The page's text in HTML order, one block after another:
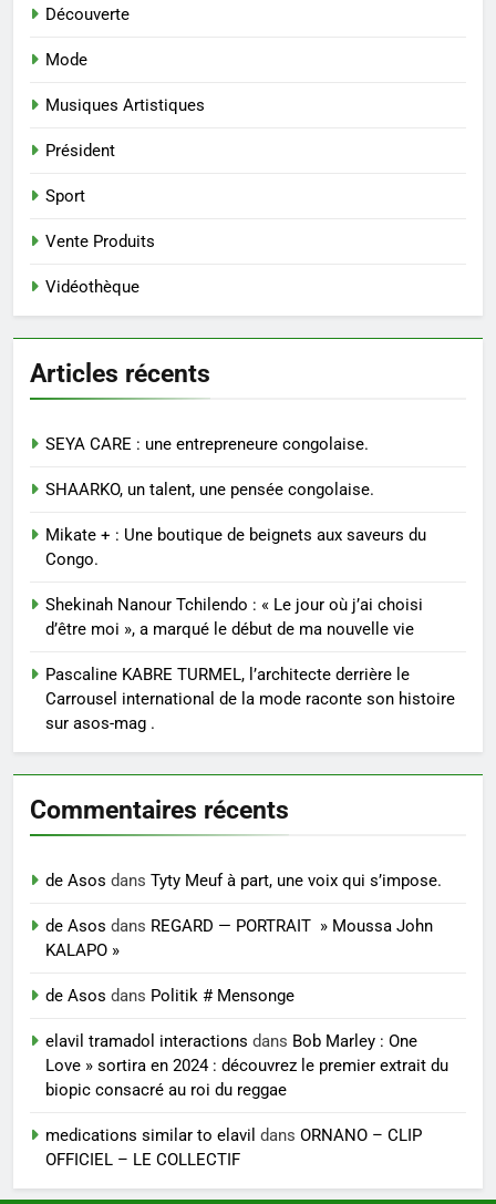
Découverte
Mode
Musiques Artistiques
Président
Sport
Vente Produits
Vidéothèque
Articles récents
SEYA CARE : une entrepreneure congolaise.
SHAARKO, un talent, une pensée congolaise.
Mikate + : Une boutique de beignets aux saveurs du
Congo.
Shekinah Nanour Tchilendo : « Le jour où j’ai choisi
d’être moi », a marqué le début de ma nouvelle vie
Pascaline KABRE TURMEL, l’architecte derrière le
Carrousel international de la mode raconte son histoire
sur asos-mag .
Commentaires récents
de Asos dans Tyty Meuf à part, une voix qui s’impose.
de Asos dans REGARD — PORTRAIT » Moussa John
KALAPO »
de Asos dans Politik # Mensonge
elavil tramadol interactions dans Bob Marley : One
Love » sortira en 2024 : découvrez le premier extrait du
biopic consacré au roi du reggae
medications similar to elavil dans ORNANO – CLIP
OFFICIEL – LE COLLECTIF